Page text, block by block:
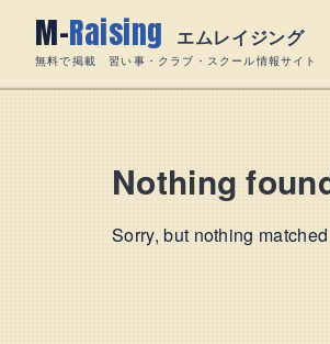
content
M-Raising エムレイジング
無料で掲載 習い事・クラブ・スクール情報サイト
Nothing
Sorry, but nothing